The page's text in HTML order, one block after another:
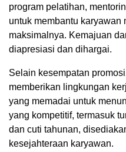
program pelatihan,
untuk membantu karyawan
maksimalnya. Kemajuan
diapresiasi dan dihargai.
Selain kesempatan
memberikan lingkungan
yang memadai untuk
yang kompetitif, termasuk
dan cuti tahunan,
kesejahteraan karyawan.